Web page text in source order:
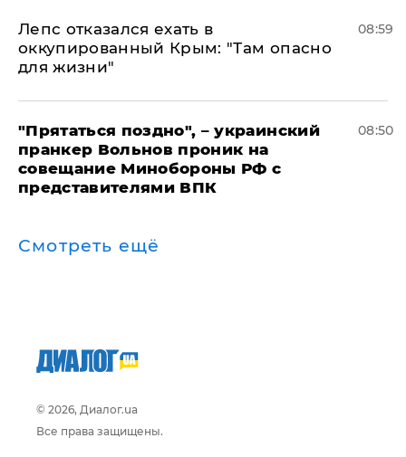
Лепс отказался ехать в
оккупированный Крым: "Там опасно
для жизни"
08:59
"Прятаться поздно", – украинский
пранкер Вольнов проник на
совещание Минобороны РФ с
представителями ВПК
08:50
Смотреть ещё
© 2026, Диалог.ua
Все права защищены.